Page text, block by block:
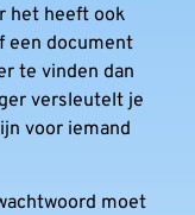
het heeft ook
een document
te vinden dan
versleutelt je
voor iemand
moet